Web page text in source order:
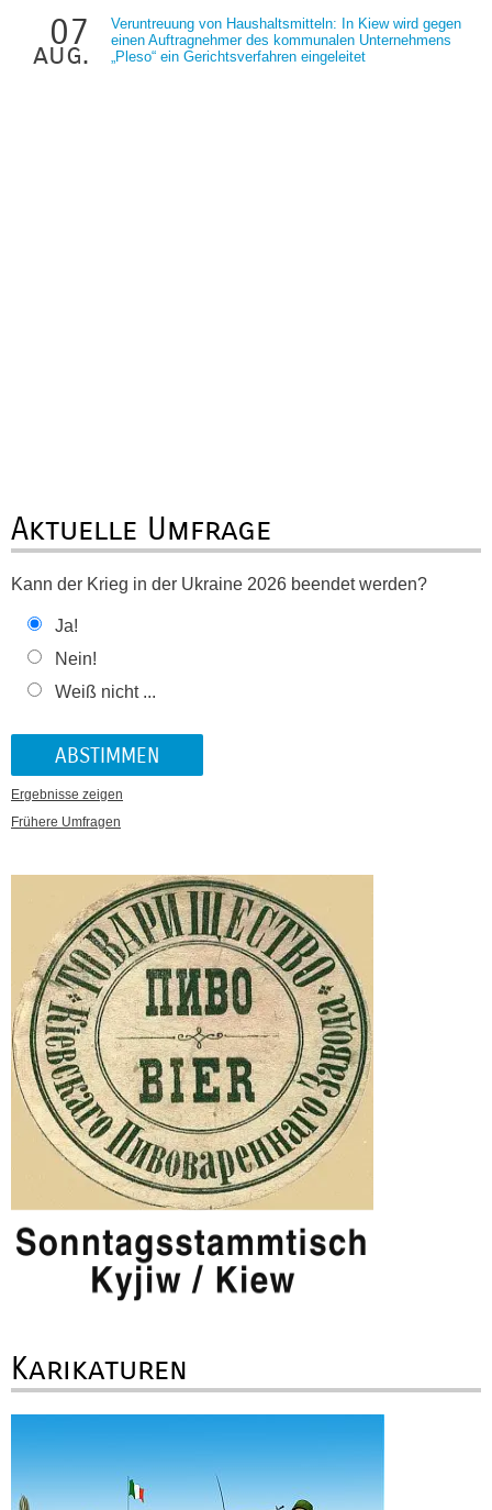
07
aug.
Veruntreuung von Haushaltsmitteln: In Kiew wird gegen
einen Auftragnehmer des kommunalen Unternehmens
„Pleso“ ein Gerichtsverfahren eingeleitet
Aktuelle Umfrage
Kann der Krieg in der Ukraine 2026 beendet werden?
Ja!
Nein!
Weiß nicht ...
Ergebnisse zeigen
Frühere Umfragen
Karikaturen